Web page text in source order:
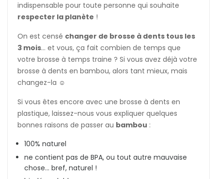
indispensable pour toute personne qui souhaite
respecter la planète !
On est censé changer de brosse à dents tous les
3 mois... et vous, ça fait combien de temps que
votre brosse à temps traine ? Si vous avez déjà votre
brosse à dents en bambou, alors tant mieux, mais
changez-la ☺️
Si vous êtes encore avec une brosse à dents en
plastique, laissez-nous vous expliquer quelques
bonnes raisons de passer au bambou :
100% naturel
ne contient pas de BPA, ou tout autre mauvaise
chose... bref, naturel !